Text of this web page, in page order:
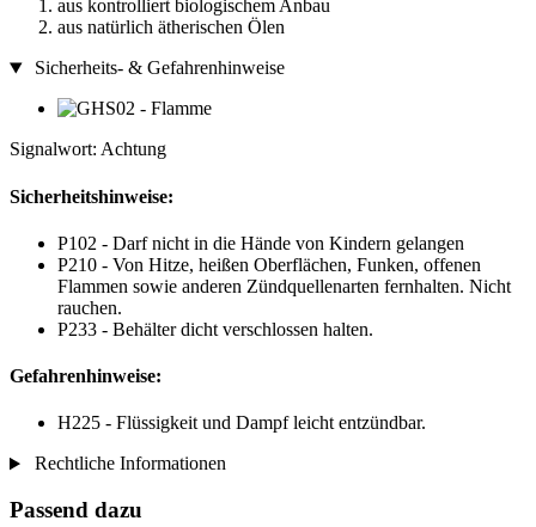
aus kontrolliert biologischem Anbau
aus natürlich ätherischen Ölen
Sicherheits- & Gefahrenhinweise
Signalwort: Achtung
Sicherheitshinweise:
P102 - Darf nicht in die Hände von Kindern gelangen
P210 - Von Hitze, heißen Oberflächen, Funken, offenen
Flammen sowie anderen Zündquellenarten fernhalten. Nicht
rauchen.
P233 - Behälter dicht verschlossen halten.
Gefahrenhinweise:
H225 - Flüssigkeit und Dampf leicht entzündbar.
Rechtliche Informationen
Passend dazu